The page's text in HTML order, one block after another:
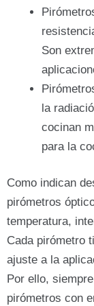
Son
la
cocinan
para la
Como indican
pirómetros
temperatura,
Cada pirómetro
ajuste a la
Por ello,
pirómetros con